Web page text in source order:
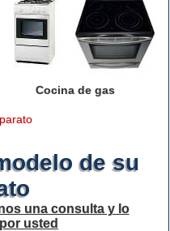
Cocina de gas
de su
una consulta y lo
usted